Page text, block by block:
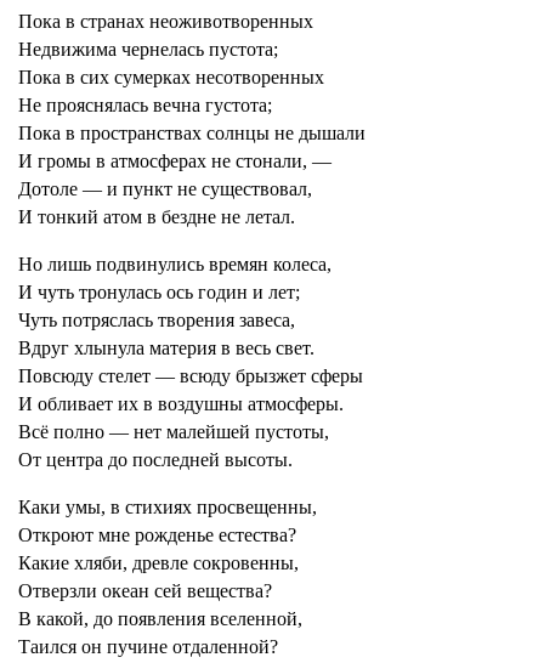
Пока в странах неоживотворенных
Недвижима чернелась пустота;
Пока в сих сумерках несотворенных
Не прояснялась вечна густота;
Пока в пространствах солнцы не дышали
И громы в атмосферах не стонали, —
Дотоле — и пункт не существовал,
И тонкий атом в бездне не летал.
Но лишь подвинулись времян колеса,
И чуть тронулась ось годин и лет;
Чуть потряслась творения завеса,
Вдруг хлынула материя в весь свет.
Повсюду стелет — всюду брызжет сферы
И обливает их в воздушны атмосферы.
Всё полно — нет малейшей пустоты,
От центра до последней высоты.
Каки умы, в стихиях просвещенны,
Откроют мне рожденье естества?
Какие хляби, древле сокровенны,
Отверзли океан сей вещества?
В какой, до появления вселенной,
Таился он пучине отдаленной?